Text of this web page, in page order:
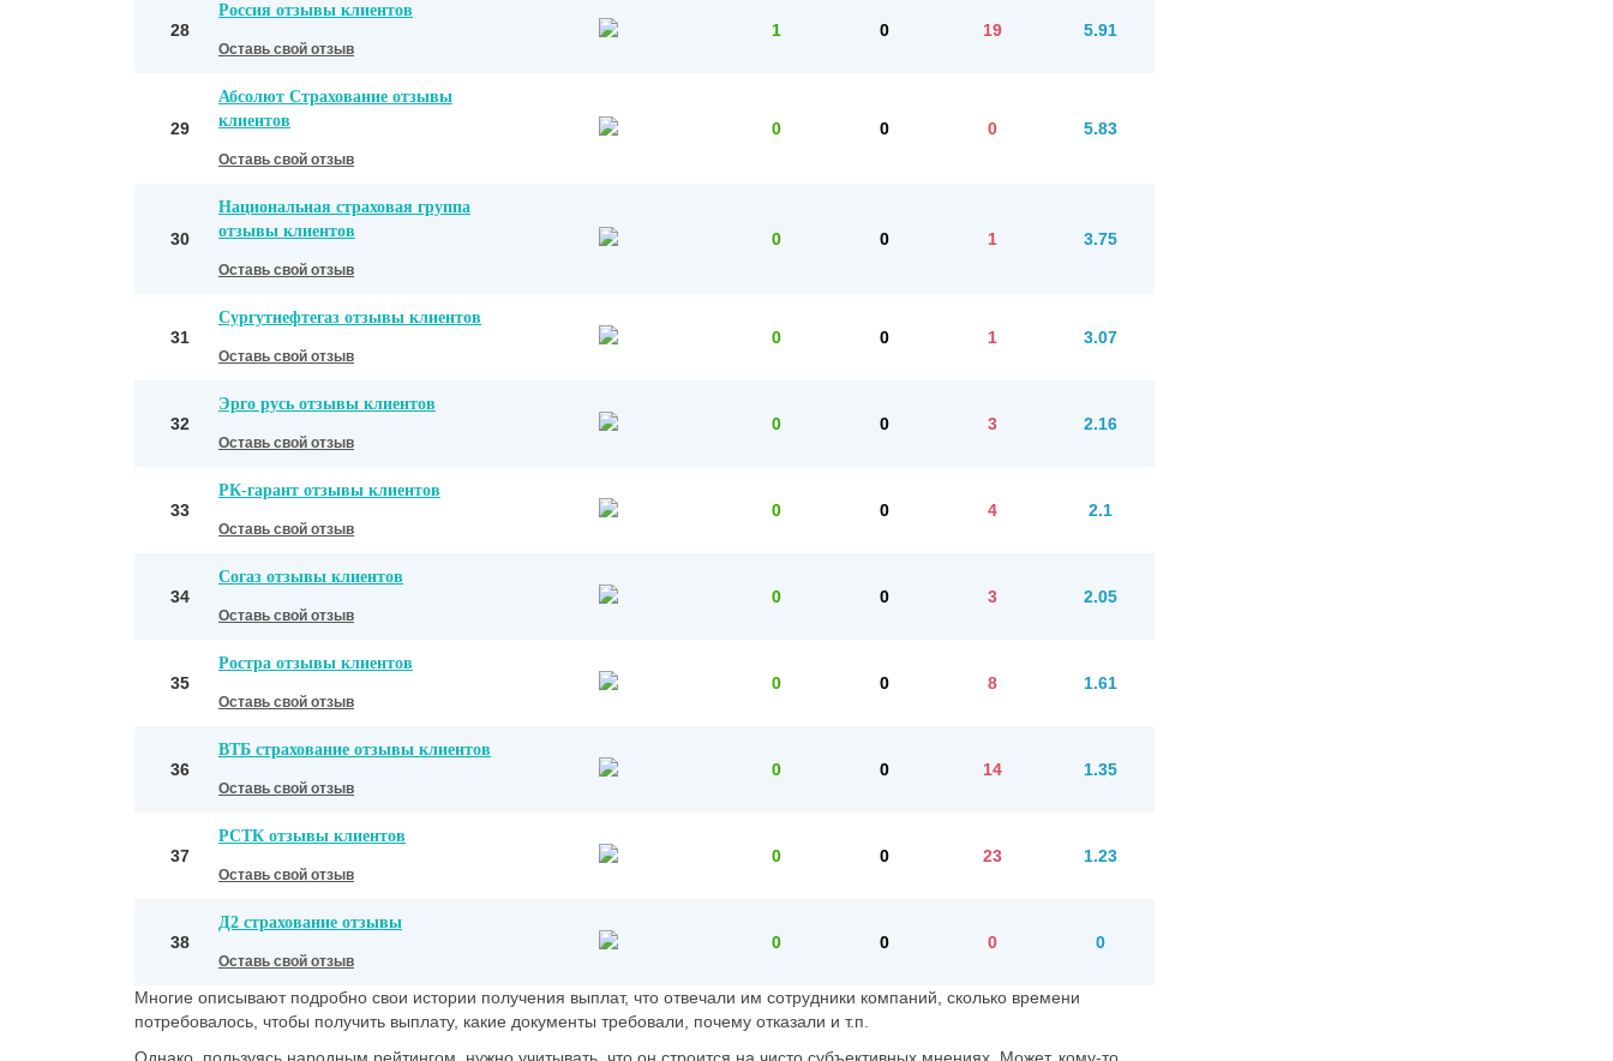
28
Россия отзывы клиентов
Оставь свой отзыв
1 0 19 5.91
29
Абсолют Страхование отзывы
клиентов
Оставь свой отзыв
0 0 0 5.83
30
Национальная страховая группа
отзывы клиентов
Оставь свой отзыв
0 0 1 3.75
31
Сургутнефтегаз отзывы клиентов
Оставь свой отзыв
0 0 1 3.07
32
Эрго русь отзывы клиентов
Оставь свой отзыв
0 0 3 2.16
33
РК-гарант отзывы клиентов
Оставь свой отзыв
0 0 4 2.1
34
Согаз отзывы клиентов
Оставь свой отзыв
0 0 3 2.05
35
Ростра отзывы клиентов
Оставь свой отзыв
0 0 8 1.61
36
ВТБ страхование отзывы клиентов
Оставь свой отзыв
0 0 14 1.35
37
РСТК отзывы клиентов
Оставь свой отзыв
0 0 23 1.23
38
Д2 страхование отзывы
Оставь свой отзыв
0 0 0 0
Многие описывают подробно свои истории получения выплат, что отвечали им сотрудники компаний, сколько времени
потребовалось, чтобы получить выплату, какие документы требовали, почему отказали и т.п.